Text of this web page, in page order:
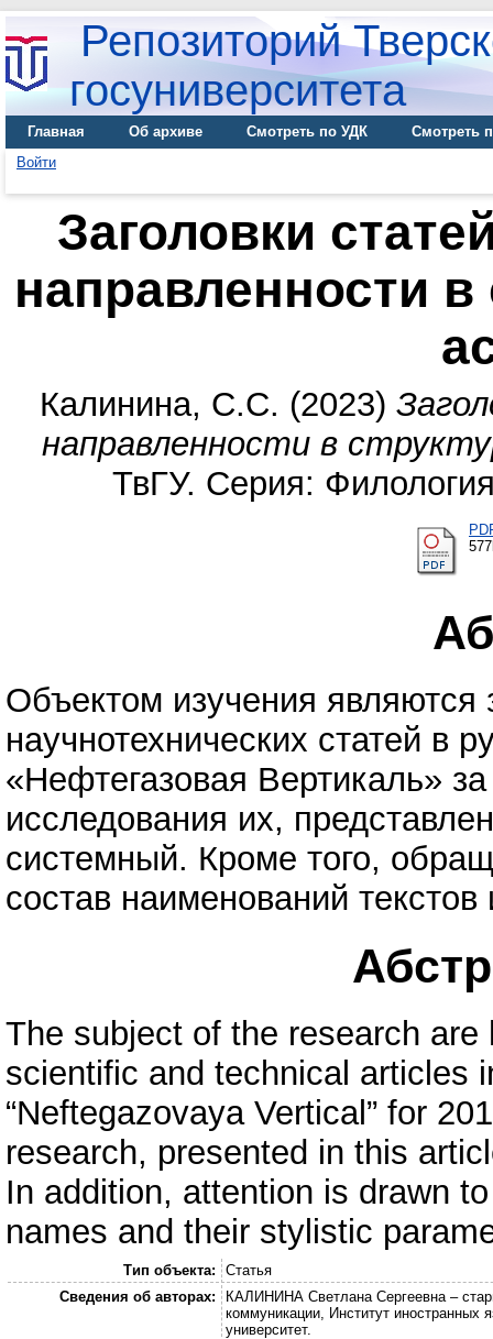
Репозиторий
госуниверситета
Главная Об архиве Смотреть по УДК
Смотреть
Войти
Заголовки
направленности
Калинина, С.С. (2023)
направленности в
ТвГУ. Серия:
Объектом изучения являются
научнотехнических статей в
«Нефтегазовая Вертикаль»
исследования их,
системный. Кроме того,
состав наименований
The subject of the research
scientific and technical articles
“Neftegazovaya Vertical” for
research, presented in this
In addition, attention is drawn
names and their stylistic
Тип объекта:
Статья
Сведения об авторах:
КАЛИНИНА Светлана Сергеевна –
коммуникации, Институт иностранных
университет.